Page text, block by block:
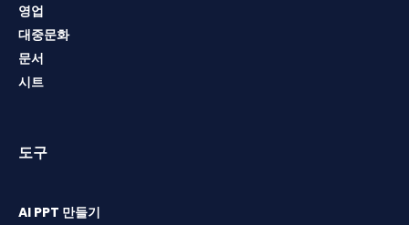
영업
대중문화
문서
시트
도구
AI PPT 만들기